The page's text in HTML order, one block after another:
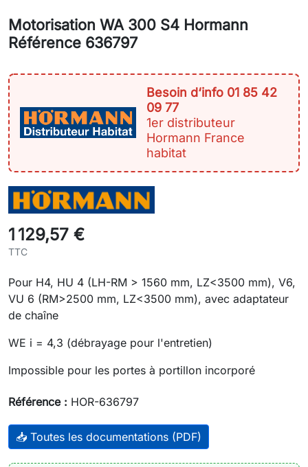
Motorisation WA 300 S4 Hormann
Référence 636797
Besoin d‘info 01 85 42
09 77
1er distributeur
Hormann France
habitat
1 129,57 €
TTC
Pour H4, HU 4 (LH-RM > 1560 mm, LZ<3500 mm), V6,
VU 6 (RM>2500 mm, LZ<3500 mm), avec adaptateur
de chaîne
WE i = 4,3 (débrayage pour l'entretien)
Impossible pour les portes à portillon incorporé
Référence : HOR-636797
📥 Toutes les documentations (PDF)